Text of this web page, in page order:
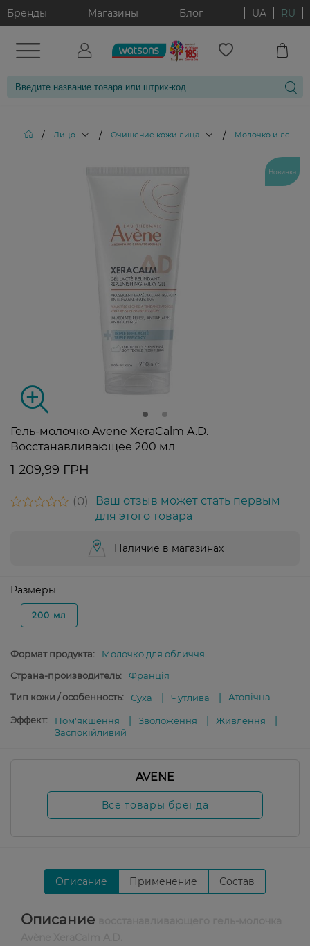
Бренды Магазины Блог UA RU
/ Лицо / Очищение кожи лица / Молочко и
Новинка
Гель-молочко Avene XeraCalm A.D.
Восстанавливающее 200 мл
1 209,99 ГРН
0
Ваш отзыв может стать первым
для этого товара
Наличие в магазинах
Размеры
200 мл
Формат продукта:
Молочко для обличчя
Страна-производитель:
Франція
Тип кожи / особенность:
Суха Чутлива Атопічна
Эффект: Пом'якшення Зволоження
Живлення
Заспокійливий
AVENE
Все товары бренда
Описание Применение Состав
Описание